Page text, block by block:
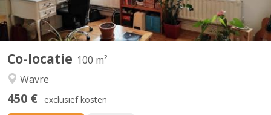
Co-locatie 100 m²
Wavre
450 € exclusief kosten